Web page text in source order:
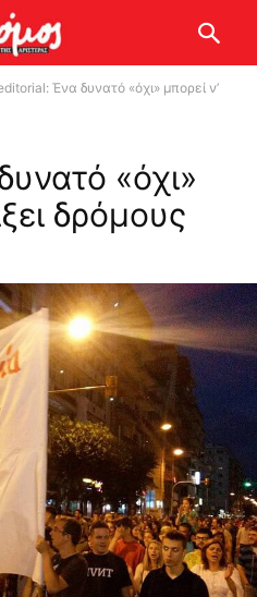
Ένα δυνατό «όχι» μπορεί ν’
«όχι»
δρόμους